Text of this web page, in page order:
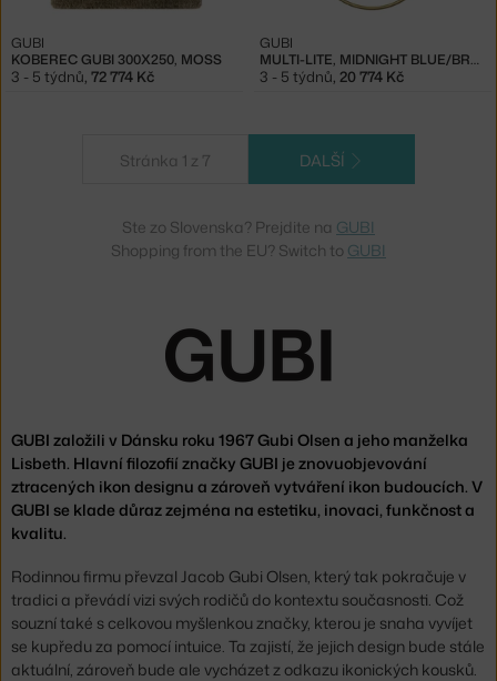
GUBI založili v Dánsku roku 1967 Gubi Olsen a jeho manželka
Lisbeth. Hlavní filozofií značky GUBI je znovuobjevování
ztracených ikon designu a zároveň vytváření ikon budoucích. V
GUBI se klade důraz zejména na estetiku, inovaci, funkčnost a
kvalitu.
Rodinnou firmu převzal Jacob Gubi Olsen, který tak pokračuje v
tradici a převádí vizi svých rodičů do kontextu současnosti. Což
souzní také s celkovou myšlenkou značky, kterou je snaha vyvíjet
se kupředu za pomocí intuice. Ta zajistí, že jejich design bude stále
aktuální, zároveň bude ale vycházet z odkazu ikonických kousků.
KOBEREC GUBI 300X250, MOSS
GUBI
3 - 5 týdnů, 72 774 Kč
MULTI-LITE, MIDNIGHT BLUE/BRASS
GUBI
3 - 5 týdnů, 20 774 Kč
Stránka 1 z 7 DALŠÍ
Ste zo Slovenska? Prejdite na GUBI
Shopping from the EU? Switch to GUBI